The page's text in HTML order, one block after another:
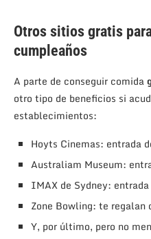
Otros sitios gratis
cumpleaños
A parte de conseguir comida
otro tipo de beneficios si
establecimientos:
Hoyts Cinemas: entrada
Australiam Museum:
IMAX de Sydney:
Zone Bowling: te regalan
Y, por último, pero no